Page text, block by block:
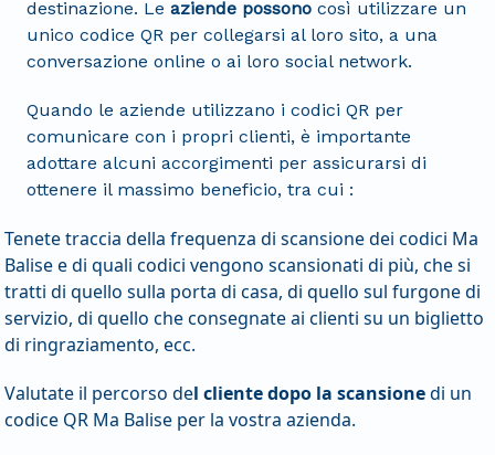
destinazione. Le aziende possono così utilizzare un
unico codice QR per collegarsi al loro sito, a una
conversazione online o ai loro social network.
Quando le aziende utilizzano i codici QR per
comunicare con i propri clienti, è importante
adottare alcuni accorgimenti per assicurarsi di
ottenere il massimo beneficio, tra cui :
Tenete traccia della frequenza di scansione dei codici Ma
Balise e di quali codici vengono scansionati di più, che si
tratti di quello sulla porta di casa, di quello sul furgone di
servizio, di quello che consegnate ai clienti su un biglietto
di ringraziamento, ecc.
Valutate il percorso del cliente dopo la scansionedi un
codice QR Ma Balise per la vostra azienda.